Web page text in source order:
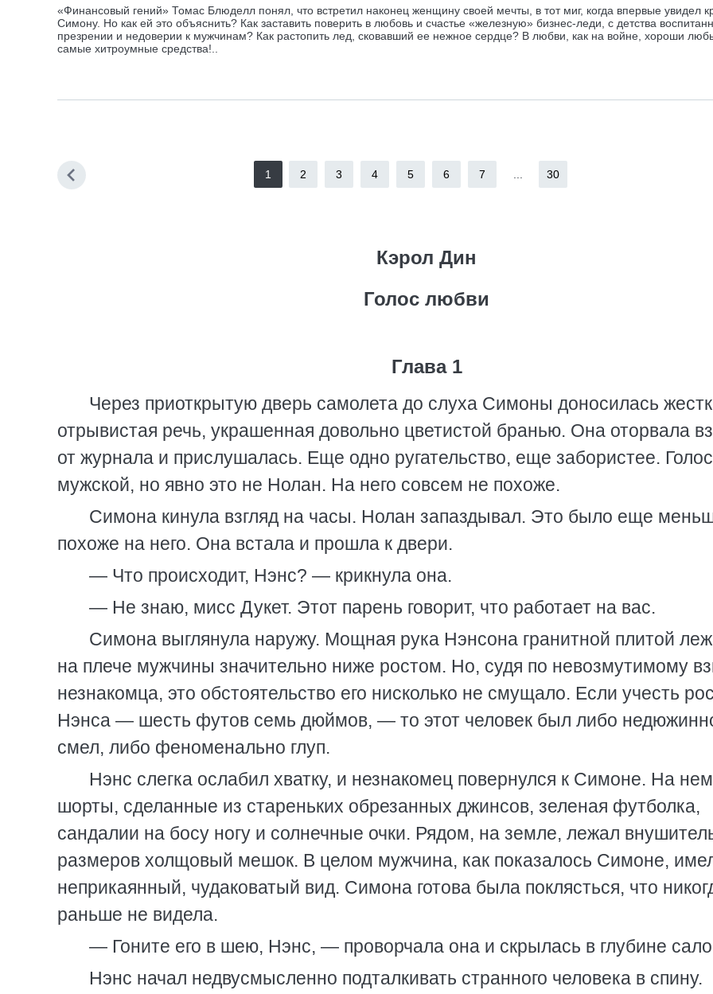
«Финансовый гений» Томас Блюделл понял, что встретил наконец женщину своей мечты, в тот миг, когда впервые увидел
Симону. Но как ей это объяснить? Как заставить поверить в любовь и счастье «железную» бизнес-леди, с детства
презрении и недоверии к мужчинам? Как растопить лед, сковавший ее нежное сердце? В любви, как на войне, хороши
самые хитроумные средства!..
1 2 3 4 5 6 7 30
Кэрол Дин
Голос любви
Глава 1
Через приоткрытую дверь самолета до слуха Симоны доносилась
отрывистая речь, украшенная довольно цветистой бранью. Она оторвала
от журнала и прислушалась. Еще одно ругательство, еще забористее. Голос
мужской, но явно это не Нолан. На него совсем не похоже.
Симона кинула взгляд на часы. Нолан запаздывал. Это было еще
похоже на него. Она встала и прошла к двери.
— Что происходит, Нэнс? — крикнула она.
— Не знаю, мисс Дукет. Этот парень говорит, что работает на вас.
Симона выглянула наружу. Мощная рука Нэнсона гранитной плитой
на плече мужчины значительно ниже ростом. Но, судя по невозмутимому
незнакомца, это обстоятельство его нисколько не смущало. Если учесть
Нэнса — шесть футов семь дюймов, — то этот человек был либо
смел, либо феноменально глуп.
Нэнс слегка ослабил хватку, и незнакомец повернулся к Симоне. На
шорты, сделанные из стареньких обрезанных джинсов, зеленая футболка,
сандалии на босу ногу и солнечные очки. Рядом, на земле, лежал
размеров холщовый мешок. В целом мужчина, как показалось Симоне,
неприкаянный, чудаковатый вид. Симона готова была поклясться, что
раньше не видела.
— Гоните его в шею, Нэнс, — проворчала она и скрылась в глубине
Нэнс начал недвусмысленно подталкивать странного человека в спину.